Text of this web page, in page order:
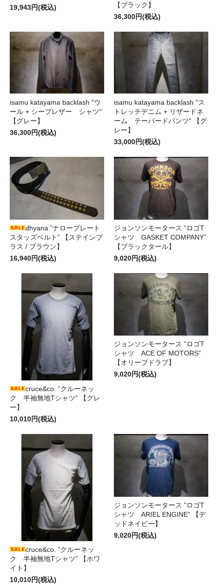
19,943円(税込)
【ブラック】
36,300円(税込)
isamu katayama backlash "ウ
ール + シープレザー シャツ"
【グレー】
36,300円(税込)
isamu katayama backlash "ス
トレッチデニム + リザードネ
ーム テーパードパンツ" 【グ
レー】
33,000円(税込)
dhyana ”ナロープレート
スタッズベルト” 【ステインブ
ラス / ブラウン】
16,940円(税込)
ジョンソンモータース ”ロゴT
シャツ GASKET COMPANY”
【ブラックタール】
9,020円(税込)
cruce&co. ”クルーネッ
ク 半袖無地Tシャツ” 【グレ
ー】
10,010円(税込)
ジョンソンモータース ”ロゴT
シャツ ACE OF MOTORS”
【オリーブドラブ】
9,020円(税込)
cruce&co. ”クルーネッ
ク 半袖無地Tシャツ” 【ホワ
イト】
10,010円(税込)
ジョンソンモータース ”ロゴT
シャツ ARIEL ENGINE” 【デ
ッドネイビー】
9,020円(税込)